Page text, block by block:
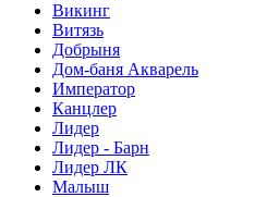
Викинг
Витязь
Добрыня
Дом-баня Акварель
Император
Канцлер
Лидер
Лидер - Барн
Лидер ЛК
Малыш